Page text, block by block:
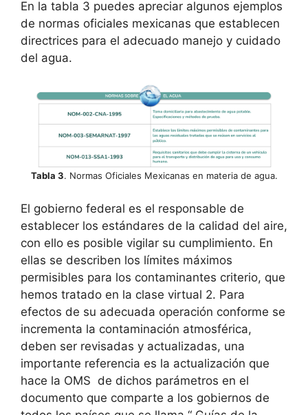
En la tabla 3 puedes apreciar algunos ejemplos
de normas oficiales mexicanas que establecen
directrices para el adecuado manejo y cuidado
del agua.
Tabla 3. Normas Oficiales Mexicanas en materia de agua.
El gobierno federal es el responsable de
establecer los estándares de la calidad del aire,
con ello es posible vigilar su cumplimiento. En
ellas se describen los límites máximos
permisibles para los contaminantes criterio, que
hemos tratado en la clase virtual 2. Para
efectos de su adecuada operación conforme se
incrementa la contaminación atmosférica,
deben ser revisadas y actualizadas, una
importante referencia es la actualización que
hace la OMS de dichos parámetros en el
documento que comparte a los gobiernos de